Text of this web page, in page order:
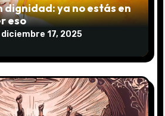
dignidad: ya no estás en
eso
diciembre 17, 2025